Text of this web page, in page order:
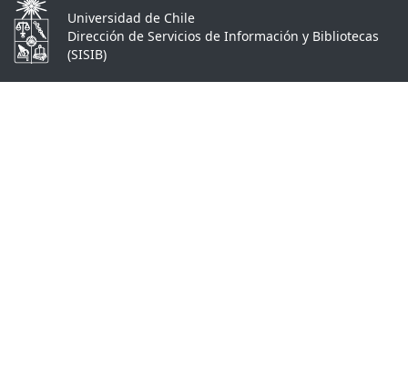
Universidad de Chile
Dirección de Servicios de Información y Bibliotecas
(SISIB)